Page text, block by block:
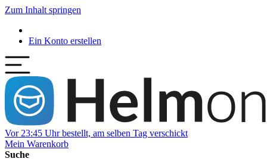
Zum Inhalt springen
Ein Konto erstellen
Vor 23:45 Uhr bestellt, am selben Tag verschickt
Mein Warenkorb
Suche